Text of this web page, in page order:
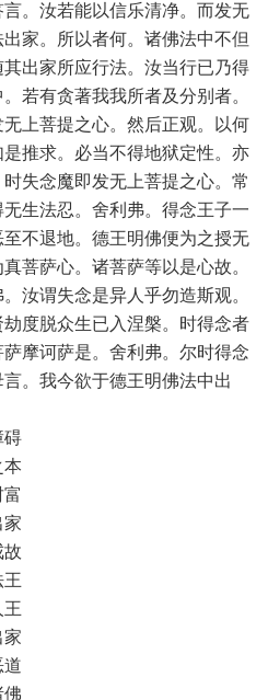
。汝若能以信乐清净。而发无
出家。所以者何。诸佛法中不但
出家所应行法。汝当行已乃得
若有贪著我我所者及分别者。
上菩提之心。然后正观。以何
推求。必当不得地狱定性。亦
失念魔即发无上菩提之心。常
生法忍。舍利弗。得念王子一
不退地。德王明佛便为之授无
菩萨心。诸菩萨等以是心故。
汝谓失念是异人乎勿造斯观。
度脱众生已入涅槃。时得念者
摩诃萨是。舍利弗。尔时得念
。我今欲于德王明佛法中出